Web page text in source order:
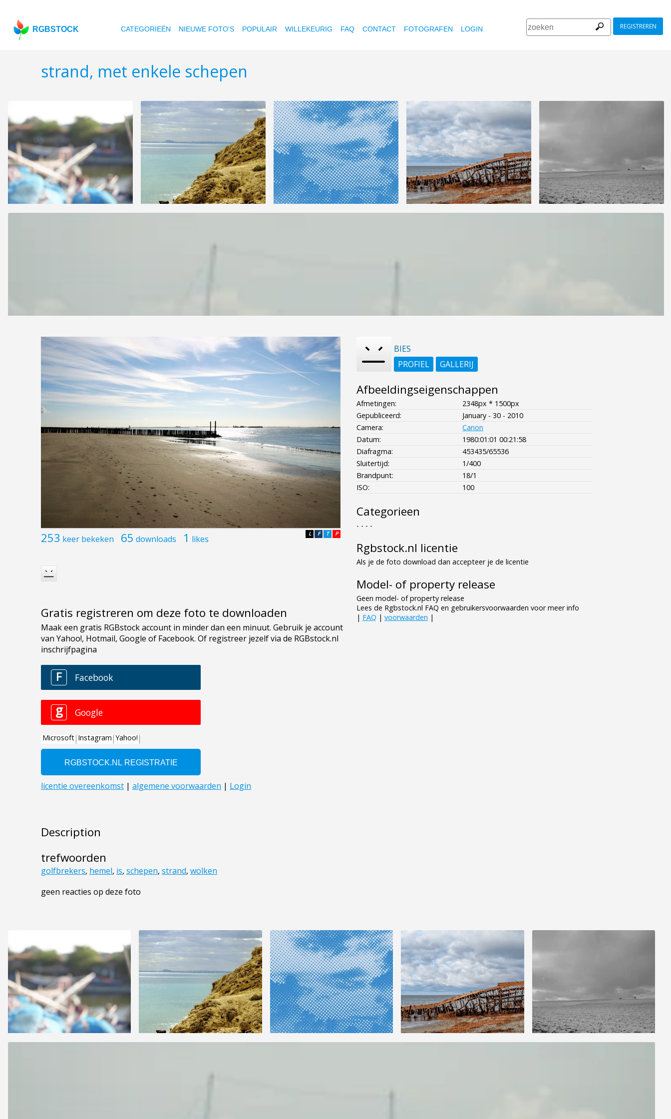
RGBSTOCK CATEGORIEËN NIEUWE FOTO'S POPULAIR WILLEKEURIG FAQ CONTACT FOTOGRAFEN LOGIN REGISTREREN
strand, met enkele schepen
253 keer bekeken 65 downloads 1 likes P
T
F
L
Gratis registreren om deze foto te downloaden
Description
trefwoorden
golfbrekers, hemel, is, schepen, strand, wolken
geen reacties op deze foto
BIES
PROFIEL
GALLERIJ
Afbeeldingseigenschappen
Afmetingen:
2348px * 1500px
Gepubliceerd:
January - 30 - 2010
Camera:
Canon
Datum:
1980:01:01 00:21:58
Diafragma:
453435/65536
Sluitertijd:
1/400
Brandpunt:
18/1
ISO:
100
Categorieen
- - - -
Rgbstock.nl licentie
Als je de foto download dan accepteer je de licentie
Model- of property release
Geen model- of property release
Lees de Rgbstock.nl FAQ en gebruikersvoorwaarden voor meer info
| FAQ | voorwaarden |